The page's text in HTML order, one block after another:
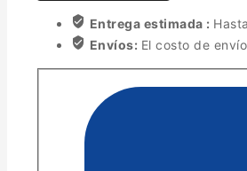
Entrega estimada :
Envíos: El costo de